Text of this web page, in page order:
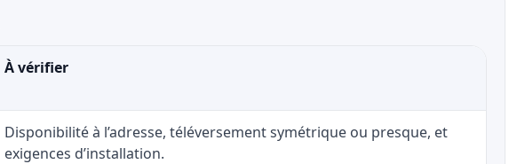
À vérifier
Disponibilité à l’adresse, téléversement symétrique ou presque, et
exigences d’installation.